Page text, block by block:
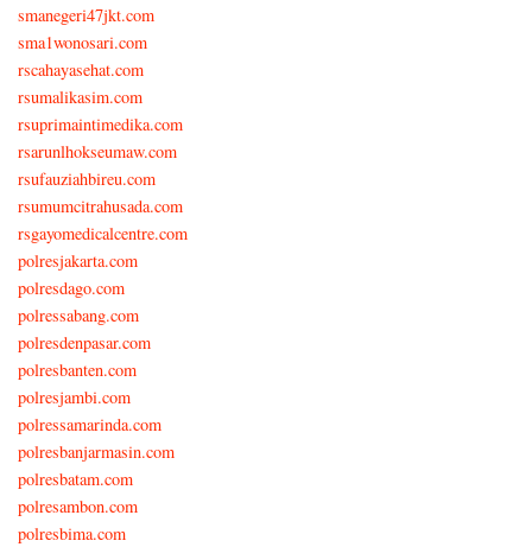
smanegeri47jkt.com
sma1wonosari.com
rscahayasehat.com
rsumalikasim.com
rsuprimaintimedika.com
rsarunlhokseumaw.com
rsufauziahbireu.com
rsumumcitrahusada.com
rsgayomedicalcentre.com
polresjakarta.com
polresdago.com
polressabang.com
polresdenpasar.com
polresbanten.com
polresjambi.com
polressamarinda.com
polresbanjarmasin.com
polresbatam.com
polresambon.com
polresbima.com